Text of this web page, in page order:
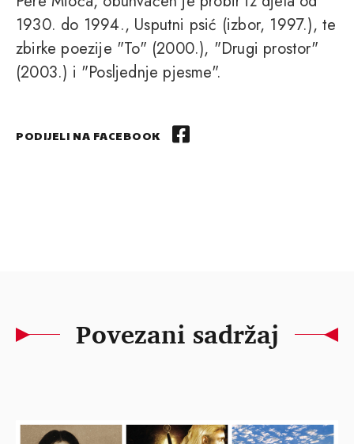
1930. do 1994., Usputni psić (izbor, 1997.), te
zbirke poezije "To" (2000.), "Drugi prostor"
(2003.) i "Posljednje pjesme".
PODIJELI NA FACEBOOK
Povezani sadržaj